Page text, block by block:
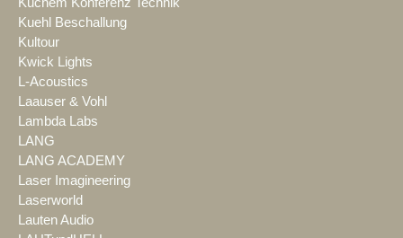
Kuehl Beschallung
Kultour
Kwick Lights
L-Acoustics
Laauser & Vohl
Lambda Labs
LANG
LANG ACADEMY
Laser Imagineering
Laserworld
Lauten Audio